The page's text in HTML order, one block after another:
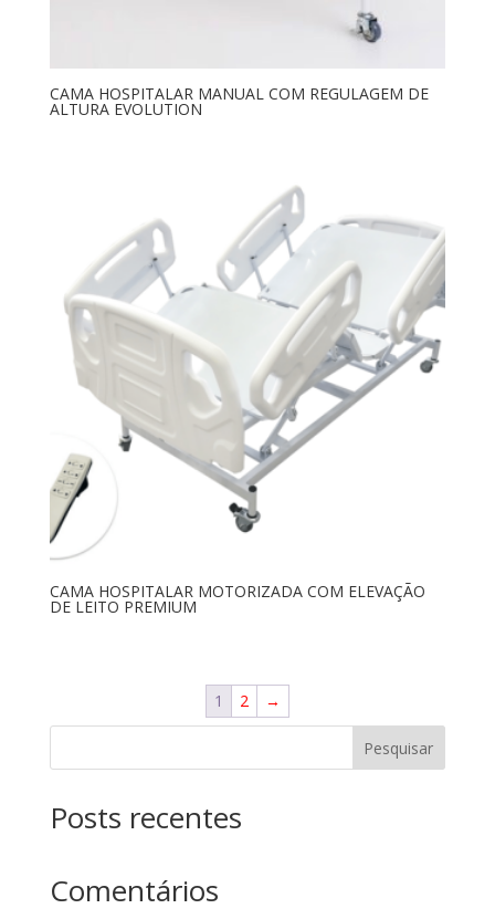
CAMA HOSPITALAR MANUAL COM REGULAGEM DE
ALTURA EVOLUTION
CAMA HOSPITALAR MOTORIZADA COM ELEVAÇÃO
DE LEITO PREMIUM
1 2 →
Pesquisar
Posts recentes
Comentários